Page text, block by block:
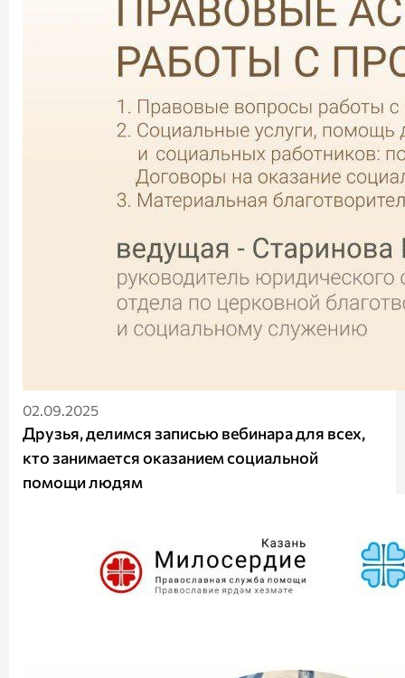
02.09.2025
Друзья, делимся записью вебинара для всех,
кто занимается оказанием социальной
помощи людям